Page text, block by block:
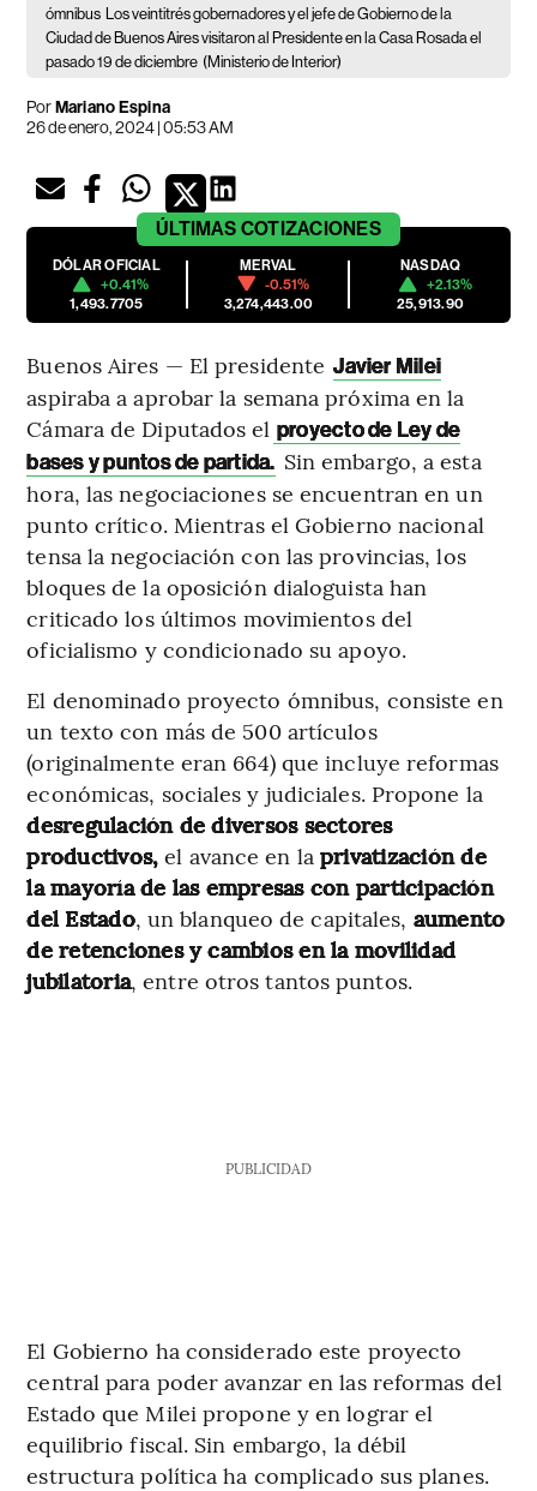
ómnibus
Los veintitrés gobernadores y el jefe de Gobierno de la
Ciudad de Buenos Aires visitaron al Presidente en la Casa Rosada el
pasado 19 de diciembre (Ministerio de Interior)
PorMariano Espina
26 de enero, 2024 | 05:53 AM
ÚLTIMAS COTIZACIONES
DÓLAR OFICIAL
+0.41%
1,493.7705
MERVAL
-0.51%
3,274,443.00
NASDAQ
+2.13%
25,913.90
Buenos Aires — El presidente Javier Milei
aspiraba a aprobar la semana próxima en la
Cámara de Diputados el proyecto de Ley de
bases y puntos de partida. Sin embargo, a esta
hora, las negociaciones se encuentran en un
punto crítico. Mientras el Gobierno nacional
tensa la negociación con las provincias, los
bloques de la oposición dialoguista han
criticado los últimos movimientos del
oficialismo y condicionado su apoyo.
El denominado proyecto ómnibus, consiste en
un texto con más de 500 artículos
(originalmente eran 664) que incluye reformas
económicas, sociales y judiciales. Propone la
desregulación de diversos sectores
productivos, el avance en la privatización de
la mayoría de las empresas con participación
del Estado, un blanqueo de capitales, aumento
de retenciones y cambios en la movilidad
jubilatoria, entre otros tantos puntos.
PUBLICIDAD
El Gobierno ha considerado este proyecto
central para poder avanzar en las reformas del
Estado que Milei propone y en lograr el
equilibrio fiscal. Sin embargo, la débil
estructura política ha complicado sus planes.